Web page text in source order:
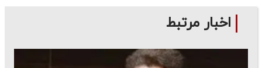
اخبار مرتبط